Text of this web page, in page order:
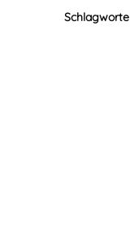
Schlagworte